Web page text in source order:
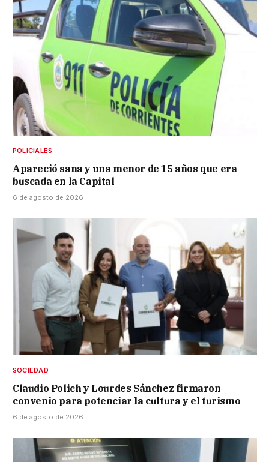
POLICIALES
Apareció sana y una menor de 15 años que era
buscada en la Capital
6 de agosto de 2026
SOCIEDAD
Claudio Polich y Lourdes Sánchez firmaron
convenio para potenciar la cultura y el turismo
6 de agosto de 2026